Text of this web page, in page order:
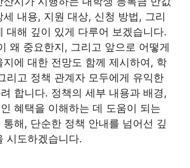
세 내용, 지원 대상, 신청 방법, 그리
대해 깊이 있게 다루어 보겠습니다.
왜 중요한지, 그리고 앞으로 어떻게
지에 대한 전망도 함께 제시하여, 학
리고 정책 관계자 모두에게 유익한
합니다. 정책의 세부 내용과 배경,
혜택을 이해하는 데 도움이 되는
통해, 단순한 정책 안내를 넘어선 깊
시도하겠습니다.